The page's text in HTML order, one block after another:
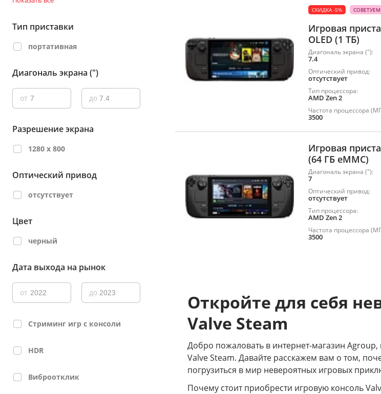
Тип приставки
портативная
Диагональ экрана (")
от до
Разрешение экрана
1280 x 800
Оптический привод
отсутствует
Цвет
черный
Дата выхода на рынок
от до
Стриминг игр с консоли
HDR
Виброотклик
СКИДКА -5% СОВЕТУЕМ
Игровая
OLED (1 ТБ)
Диагональ экрана ("):
7.4
Оптический привод:
отсутствует
Тип процессора:
AMD Zen 2
Частота процессора
3500
Игровая
(64 ГБ eMMC)
Диагональ экрана ("):
7
Оптический привод:
отсутствует
Тип процессора:
AMD Zen 2
Частота процессора
3500
Откройте для себя
Valve Steam
Добро пожаловать в интернет-магазин
Valve Steam. Давайте расскажем вам о том,
погрузиться в мир невероятных игровых
Почему стоит приобрести игровую консоль